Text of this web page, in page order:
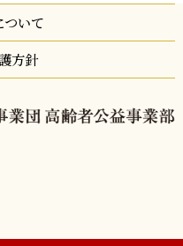
ついて
方針